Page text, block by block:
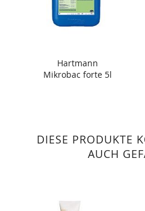
Hartmann
Mikrobac forte 5l
DIESE PRODUKTE
AUCH